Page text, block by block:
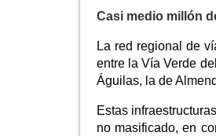
Casi medio millón
La red regional de
entre la Vía Verde
Águilas, la de
Estas
no masificado, en